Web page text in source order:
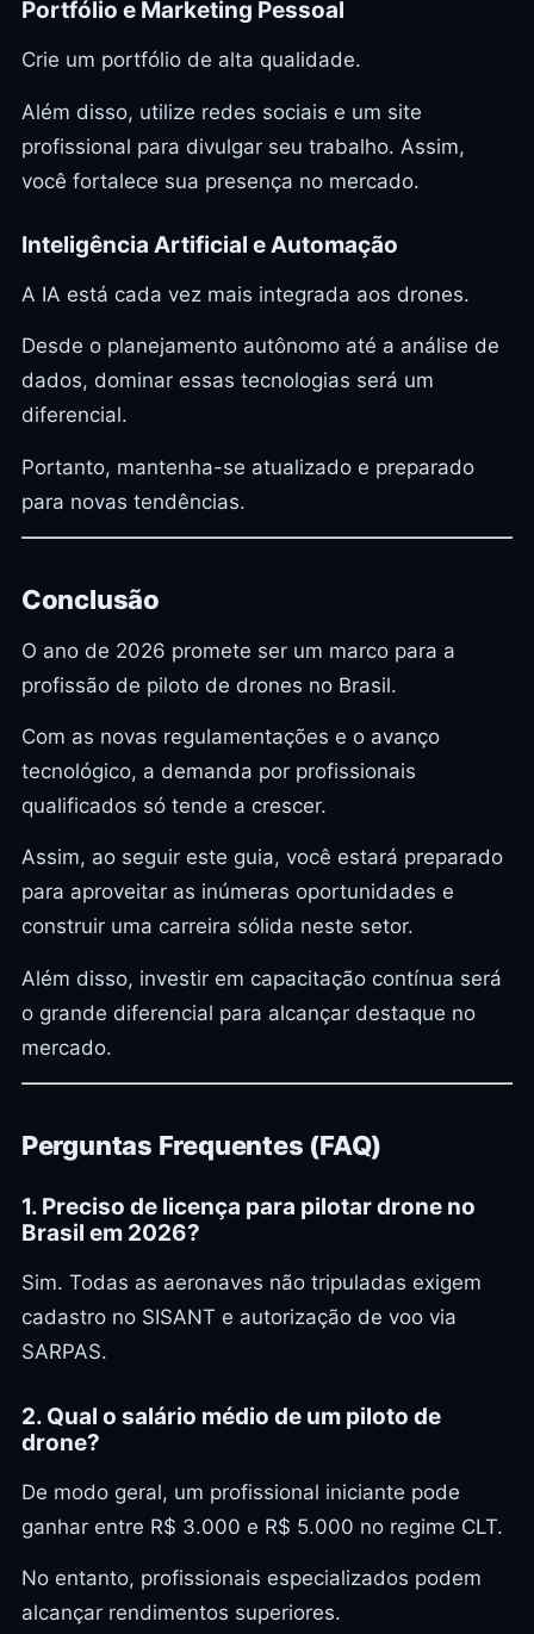
Portfólio e Marketing Pessoal
Crie um portfólio de alta qualidade.
Além disso, utilize redes sociais e um site
profissional para divulgar seu trabalho. Assim,
você fortalece sua presença no mercado.
Inteligência Artificial e Automação
A IA está cada vez mais integrada aos drones.
Desde o planejamento autônomo até a análise de
dados, dominar essas tecnologias será um
diferencial.
Portanto, mantenha-se atualizado e preparado
para novas tendências.
Conclusão
O ano de 2026 promete ser um marco para a
profissão de piloto de drones no Brasil.
Com as novas regulamentações e o avanço
tecnológico, a demanda por profissionais
qualificados só tende a crescer.
Assim, ao seguir este guia, você estará preparado
para aproveitar as inúmeras oportunidades e
construir uma carreira sólida neste setor.
Além disso, investir em capacitação contínua será
o grande diferencial para alcançar destaque no
mercado.
Perguntas Frequentes (FAQ)
1. Preciso de licença para pilotar drone no
Brasil em 2026?
Sim. Todas as aeronaves não tripuladas exigem
cadastro no SISANT e autorização de voo via
SARPAS.
2. Qual o salário médio de um piloto de
drone?
De modo geral, um profissional iniciante pode
ganhar entre R$ 3.000 e R$ 5.000 no regime CLT.
No entanto, profissionais especializados podem
alcançar rendimentos superiores.